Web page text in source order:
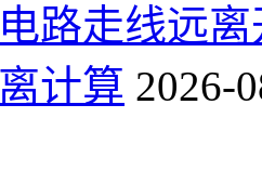
路走线远
计算 2026-